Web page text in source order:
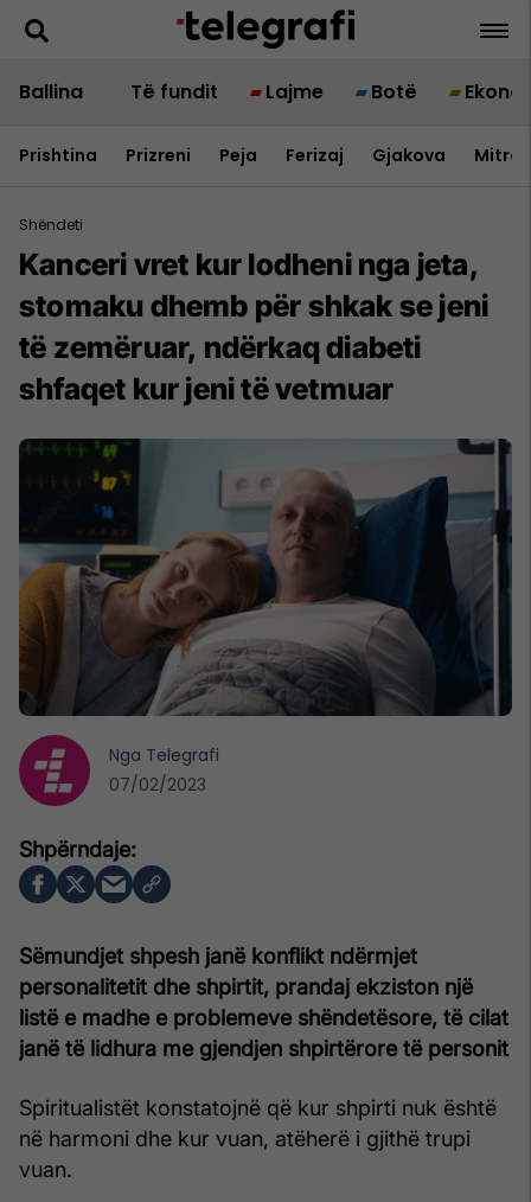
Ballina Të fundit Lajme Botë
Prishtina Prizreni Peja Ferizaj Gjakova
Shëndeti
Kanceri vret kur lodheni nga jeta,
stomaku dhemb për shkak se jeni
të zemëruar, ndërkaq diabeti
shfaqet kur jeni të vetmuar
Sëmundjet shpesh janë konflikt ndërmjet
personalitetit dhe shpirtit, prandaj ekziston një
listë e madhe e problemeve shëndetësore, të cilat
janë të lidhura me gjendjen shpirtërore të personit
Spiritualistët konstatojnë që kur shpirti nuk është
në harmoni dhe kur vuan, atëherë i gjithë trupi
vuan.
Nga Telegrafi
07/02/2023